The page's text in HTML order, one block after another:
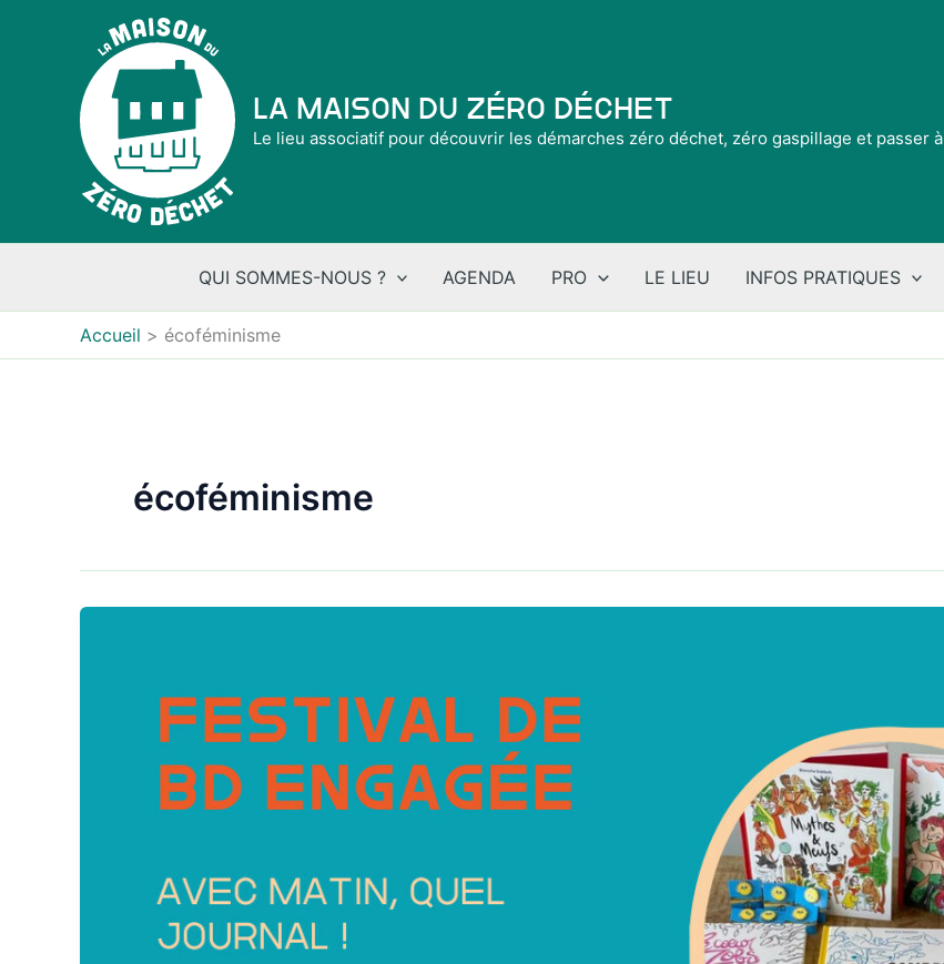
La Maison du Zéro Déchet
Le lieu associatif pour découvrir les démarches zéro déchet, zéro gaspillage et passer à
QUI SOMMES-NOUS ? AGENDA PRO LE LIEU INFOS PRATIQUES
Accueil écoféminisme
écoféminisme